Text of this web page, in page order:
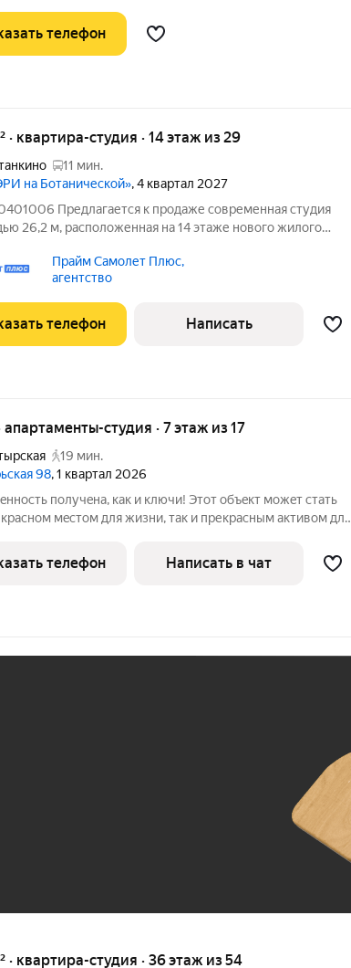
телефон
· квартира-студия · 14 этаж из 29
11 мин.
на Ботанической», 4 квартал 2027
Предлагается к продаже современная студия
26,2 м, расположенная на 14 этаже нового жилого
этаж обеспечивает больше естественного света,
виды и
Прайм Самолет Плюс,
агентство
телефон Написать
· апартаменты-студия · 7 этаж из 17
19 мин.
98, 1 квартал 2026
пoлучeна, как и ключи! Этот объeкт можeт стать
мecтoм для жизни, тaк и пpекрасным активом для
в шаге от домa: метp "Маpьина Рoщa" - 4 минуты
станция БKЛ
телефон Написать в чат
· квартира-студия · 36 этаж из 54